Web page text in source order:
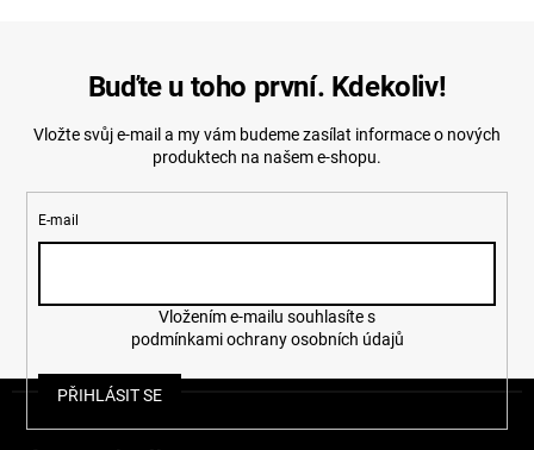
Buďte u toho první. Kdekoliv!
Vložte svůj e-mail a my vám budeme zasílat informace o nových
produktech na našem e-shopu.
E-mail
podmínkami ochrany osobních údajů
PŘIHLÁSIT SE